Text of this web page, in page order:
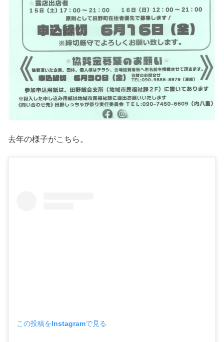
去年の様子がこちら。
この投稿をInstagramで見る